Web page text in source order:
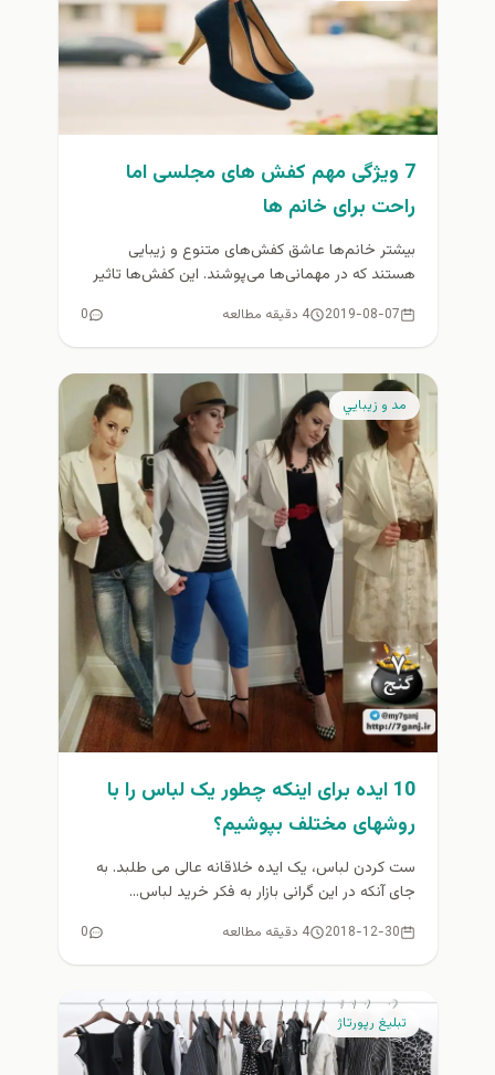
7 ویژگی مهم کفش های مجلسی اما
راحت برای خانم ها
بیشتر خانم‌ها عاشق کفش‌های متنوع و زیبایی
هستند که در مهمانی‌ها می‌‌پوشند. این کفش‌ها تاثیر
2019-08-07 4 دقیقه مطالعه 0
مد و زيبايي
10 ایده برای اینکه چطور یک لباس را با
روش­های مختلف بپوشیم؟
ست کردن لباس، یک ایده خلاقانه عالی می­ طلبد. به
جای آنکه در این گرانی بازار به فکر خرید لباس...
2018-12-30 4 دقیقه مطالعه 0
تبلیغ رپورتاژ